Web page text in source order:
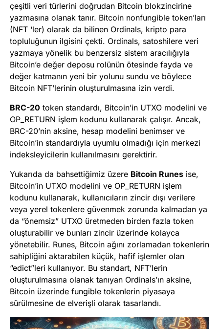
çeşitli veri türlerini doğrudan Bitcoin blokzincirine
yazmasına olanak tanır. Bitcoin nonfungible token’ları
(NFT ‘ler) olarak da bilinen Ordinals, kripto para
topluluğunun ilgisini çekti. Ordinals, satoshilere veri
yazmaya yönelik bu benzersiz sistem aracılığıyla
Bitcoin’e değer deposu rolünün ötesinde fayda ve
değer katmanın yeni bir yolunu sundu ve böylece
Bitcoin NFT’lerinin oluşturulmasına izin verdi.
BRC-20 token standardı, Bitcoin’in UTXO modelini ve
OP_RETURN işlem kodunu kullanarak çalışır. Ancak,
BRC-20’nin aksine, hesap modelini benimser ve
Bitcoin’in standardıyla uyumlu olmadığı için merkezi
indeksleyicilerin kullanılmasını gerektirir.
Yukarıda da bahsettiğimiz üzere Bitcoin Runes ise,
Bitcoin’in UTXO modelini ve OP_RETURN işlem
kodunu kullanarak, kullanıcıların zincir dışı verilere
veya yerel tokenlere güvenmek zorunda kalmadan ya
da “önemsiz” UTXO üretmeden birden fazla token
oluşturabilir ve bunları zincir üzerinde kolayca
yönetebilir. Runes, Bitcoin ağını zorlamadan tokenlerin
sahipliğini aktarabilen küçük, hafif işlemler olan
“edict”leri kullanıyor. Bu standart, NFT’lerin
oluşturulmasına olanak tanıyan Ordinals’ın aksine,
Bitcoin üzerinde fungible tokenlerin piyasaya
sürülmesine de elverişli olarak tasarlandı.